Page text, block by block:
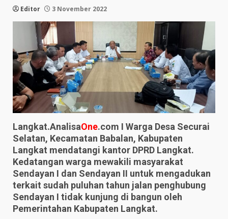
Editor 3 November 2022
Langkat.AnalisaOne.com I Warga Desa Securai
Selatan, Kecamatan Babalan, Kabupaten
Langkat mendatangi kantor DPRD Langkat.
Kedatangan warga mewakili masyarakat
Sendayan I dan Sendayan II untuk mengadukan
terkait sudah puluhan tahun jalan penghubung
Sendayan I tidak kunjung di bangun oleh
Pemerintahan Kabupaten Langkat.